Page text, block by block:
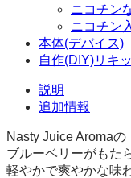
ニコチン
ニコチン
本体(デバイス)
自作(DIY)リキ
説明
追加情報
Nasty Juice Aroma
ブルーベリーがもた
軽やかで爽やかな味